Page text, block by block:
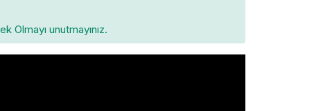
Olmayı unutmayınız.